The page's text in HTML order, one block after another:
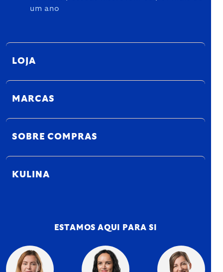
um ano
LOJA
MARCAS
SOBRE COMPRAS
KULINA
ESTAMOS AQUI PARA SI